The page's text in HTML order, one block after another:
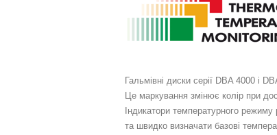
Гальмівні диски серії DBA 4000 і
Це маркування змінює колір при
Індикатори температурного
та швидко визначати базові